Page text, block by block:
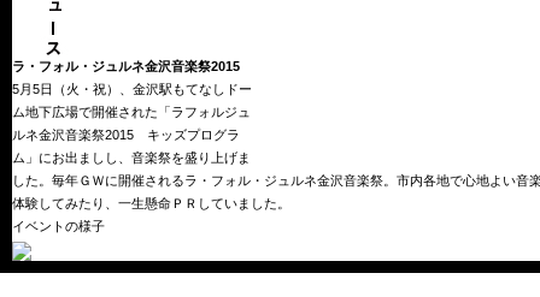
ラ・フォル・ジュルネ金沢音楽祭2015
5月5日（火・祝）、金沢駅もてなしドー
ム地下広場で開催された「ラフォルジュ
ルネ金沢音楽祭2015 キッズプログラ
ム」にお出ましし、音楽祭を盛り上げま
した。毎年ＧＷに開催されるラ・フォル・ジュルネ金沢音楽祭。市内各地で心地よい
体験してみたり、一生懸命ＰＲしていました。
イベントの様子